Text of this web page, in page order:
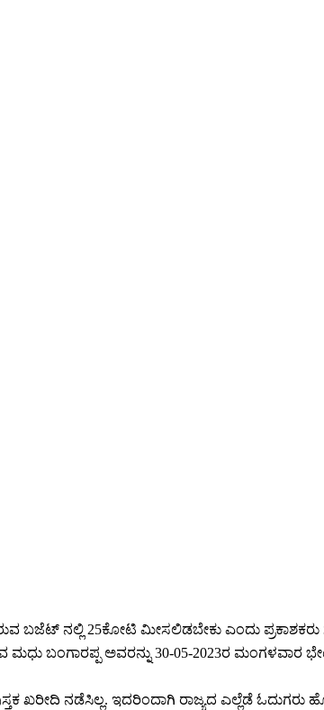
ಬಜೆಟ್ ನಲ್ಲಿ 25ಕೋಟಿ ಮೀಸಲಿಡಬೇಕು ಎಂದು ಪ್ರಕಾಶಕರು
ಮಧು ಬಂಗಾರಪ್ಪ ಅವರನ್ನು 30-05-2023ರ
ನಡೆಸಿಲ್ಲ. ಇದರಿಂದಾಗಿ ರಾಜ್ಯದ ಎಲ್ಲೆಡೆ ಓದುಗರು